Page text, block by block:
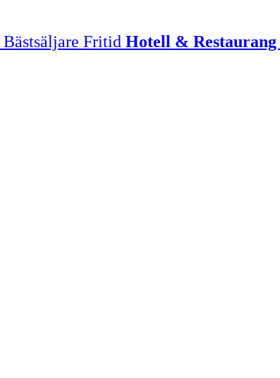
Bästsäljare Fritid Hotell & Restaurang